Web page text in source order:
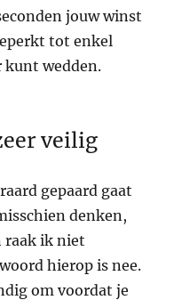
jouw winst
tot enkel
kunt wedden.
veilig
gepaard gaat
denken,
raak ik niet
hierop is nee.
om voordat je